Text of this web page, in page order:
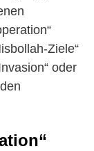
Ziele“
oder